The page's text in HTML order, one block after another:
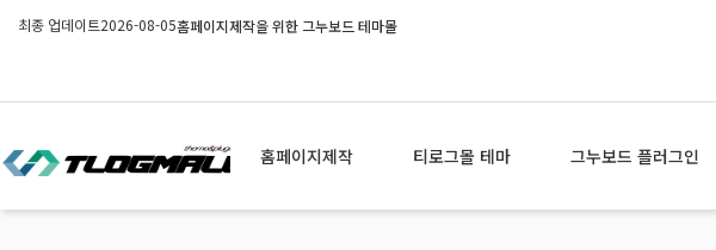
최종 업데이트2026-08-05홈페이지제작을 위한 그누보드 테마몰
홈페이지제작 티로그몰 테마 그누보드 플러그인